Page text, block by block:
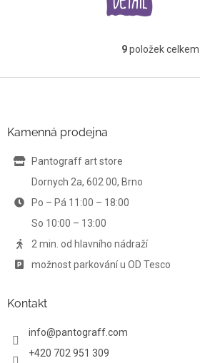
O
l
p
i
9položek celkem
Kamenná prodejna
Pantograff art store
Dornych 2a, 602 00, Brno
Po – Pá 11:00 – 18:00
So 10:00 – 13:00
2 min. od hlavního nádraží
možnost parkování u OD Tesco
Kontakt
info@pantograff.com
+420 702 951 309